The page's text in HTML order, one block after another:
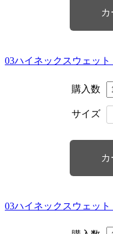
03ハイネックスウェッ
購入数
サイズ
03ハイネックスウェッ